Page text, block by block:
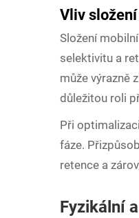
Vliv
Složení
selektivitu a
může výrazně
důležitou roli
Při
fáze.
retence a
Fyzikální